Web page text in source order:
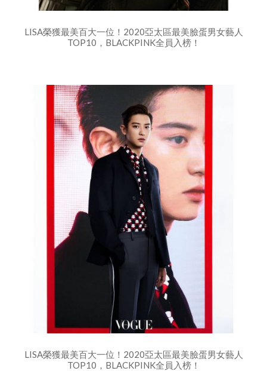
LISA榮獲最美百大一位！2020亞太區最美臉蛋男女藝人
TOP10，BLACKPINK全員入榜！
LISA榮獲最美百大一位！2020亞太區最美臉蛋男女藝人
TOP10，BLACKPINK全員入榜！